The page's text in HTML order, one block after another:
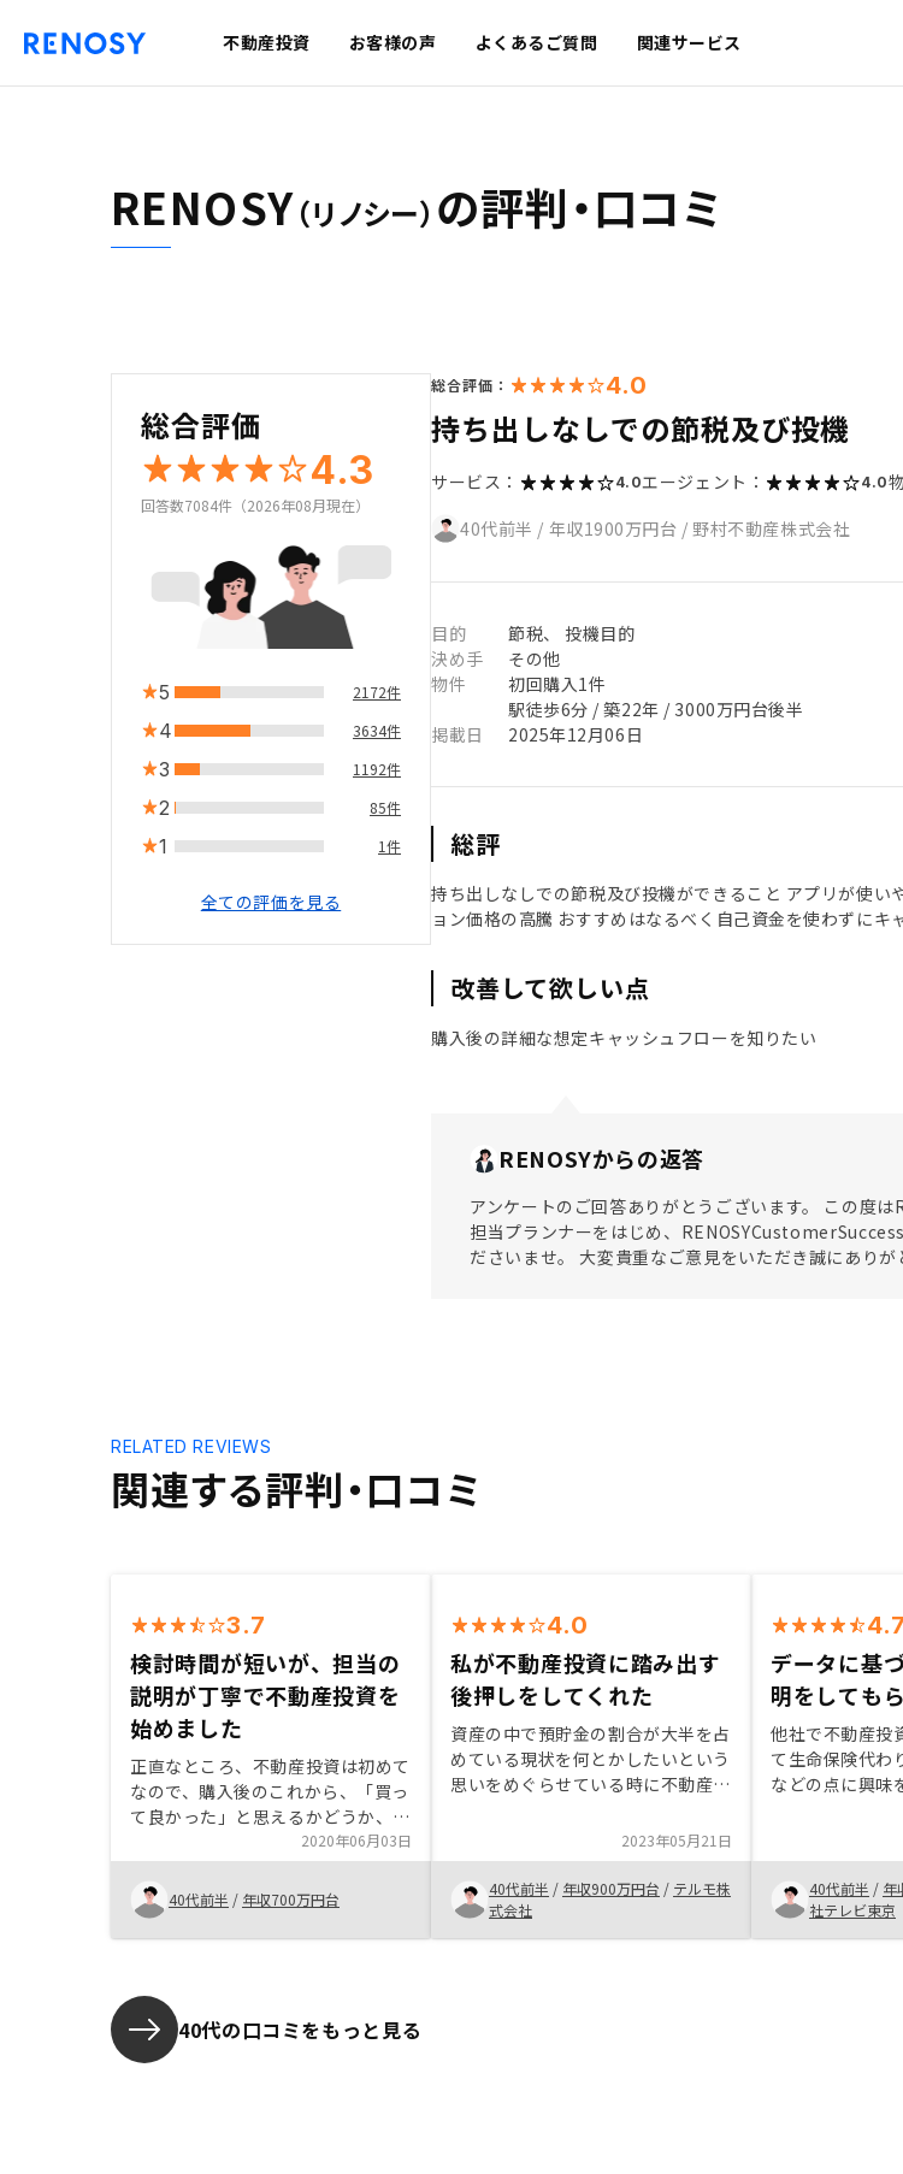
不動産投資 お客様の声 よくあるご質問 関連サービス
RENOSY（リノシー） の評判・口コミ
総合評価
4.3
回答数7084件（2026年08月現在）
5 2172件
4 3634件
3 1192件
2 85件
1 1件
全ての評価を見る
総合評価： 4.0
持ち出しなしでの節税及び投機
サービス： 4.0エージェント： 4.0
40代前半 / 年収1900万円台 / 野村不動産株式会社
目的
節税、 投機目的
決め手
その他
物件
初回購入1件
駅徒歩6分 / 築22年 / 3000万円台後半
掲載日
2025年12月06日
総評
持ち出しなしでの節税及び投機ができること アプリが使
ョン価格の高騰 おすすめはなるべく自己資金を使わずにキ
改善して欲しい点
購入後の詳細な想定キャッシュフローを知りたい
RENOSYからの返答
アンケートのご回答ありがとうございます。 この度
担当プランナーをはじめ、
ださいませ。 大変貴重なご意見をいただき誠にありが
関連する評判・口コミ
RELATED REVIEWS
3.7
検討時間が短いが、担当の
説明が丁寧で不動産投資を
始めました
正直なところ、不動産投資は初めて
なので、購入後のこれから、「買っ
て良かった」と思えるかどうか、結
果が分かると思います。説明を聞く
限り、考え得るリスクを考慮しても
賢明な選択かな、と感じました。担
当の方の確信に満ちた雰囲気や熱意
は、「この方のセールスを信じてみ
と思わせるものでした。物件は動き
が早く、「ゆっくり考える時間がな
い」と感じたのが本音です。決めて
から、後になって疑問点が複数湧き
2020年06月03日
40代前半 / 年収700万円台
4.0
私が不動産投資に踏み出す
後押しをしてくれた
資産の中で預貯金の割合が大半を占
めている現状を何とかしたいという
思いをめぐらせている時に不動産投
な事が多く慎重に考えてばかりでし
たが、RENOSYの担当の方が1つ1
つ丁寧に疑問に応えていただき、1
歩を踏みだす事ができました。不動
産投資に限らず、資産運用について
2023年05月21日
40代前半 / 年収900万円台 / テルモ株
式会社
4.7
データに基
明をしても
他社で不動産投
て生命保険代わ
などの点に興味
最初から比較
たが、一切嫌な
して頂けまし
件価値の値下が
りましたが、1
40代前半 / 年
社テレビ東京
40代の口コミをもっと見る